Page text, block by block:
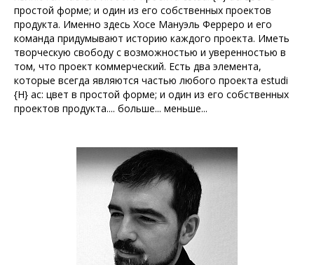
простой форме; и один из его собственных проектов
продукта. Именно здесь Хосе Мануэль Ферреро и его
команда придумывают историю каждого проекта. Иметь
творческую свободу с возможностью и уверенностью в
том, что проект коммерческий. Есть два элемента,
которые всегда являются частью любого проекта estudi
{H} ac: цвет в простой форме; и один из его собственных
проектов продукта.... больше... меньше...